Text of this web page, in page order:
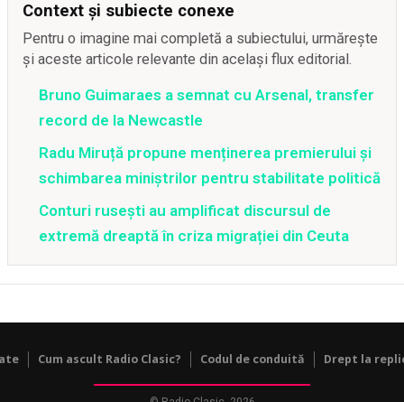
Context și subiecte conexe
Pentru o imagine mai completă a subiectului, urmărește
și aceste articole relevante din același flux editorial.
Bruno Guimaraes a semnat cu Arsenal, transfer
record de la Newcastle
Radu Miruță propune menținerea premierului și
schimbarea miniștrilor pentru stabilitate politică
Conturi rusești au amplificat discursul de
extremă dreaptă în criza migrației din Ceuta
Cum ascult Radio Clasic? Codul de conduită Drept la